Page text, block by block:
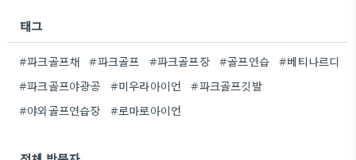
태그
#파크골프채 #파크골프 #파크골프장 #골프연습
#베티나르디
#파크골프야광공
#미우라아이언
#파크골프깃발
#야외골프연습장
#로마로아이언